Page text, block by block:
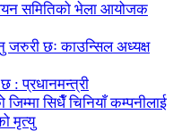
समितिको भेला आयोजक
जरुरी छः काउन्सिल अध्यक्ष
छ : प्रधानमन्त्री
सिधैँ चिनियाँ कम्पनीलाई
मृत्यु